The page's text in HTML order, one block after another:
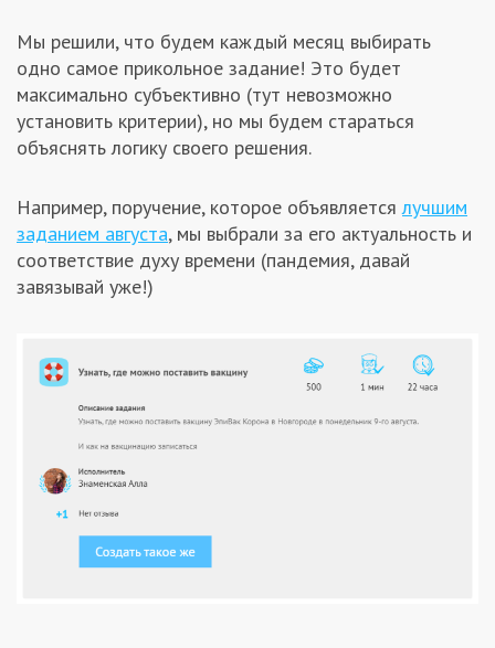
Гости
Мы решили, что будем каждый месяц выбирать
одно самое прикольное задание! Это будет
максимально субъективно (тут невозможно
установить критерии), но мы будем стараться
объяснять логику своего решения.
Например, поручение, которое объявляетсялучшим
заданием августа, мы выбрали за его актуальность и
соответствие духу времени (пандемия, давай
завязывай уже!)